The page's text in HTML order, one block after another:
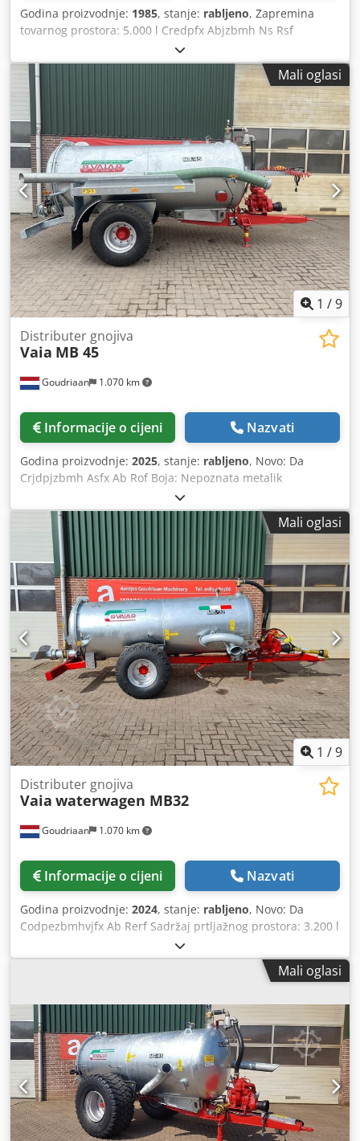
Godina proizvodnje: 1985, stanje: rabljeno, Zapremina
tovarnog prostora: 5.000 l Credpfx Abjzbmh Ns Rsf
Mali oglasi
1 /9
Goudriaan 1.070 km
Distributer gnojiva
Vaia MB 45
Informacije o cijeni Nazvati
Godina proizvodnje: 2025, stanje: rabljeno, Novo: Da
Crjdpjzbmh Asfx Ab Rof Boja: Nepoznata metalik
Mali oglasi
1 /9
Goudriaan 1.070 km
Distributer gnojiva
Vaia waterwagen MB32
Informacije o cijeni Nazvati
Godina proizvodnje: 2024, stanje: rabljeno, Novo: Da
Codpezbmhvjfx Ab Rerf Sadržaj prtljažnog prostora: 3.200 l
Mali oglasi